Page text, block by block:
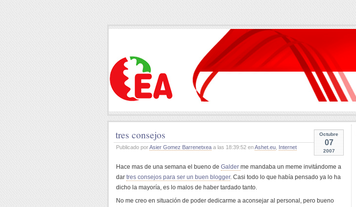
Octubre
07
2007
tres consejos
Publicado porAsier Gomez Barrenetxea a las 18:39:52 enAshet.eu Internet
Hace mas de una semana el bueno de Galder me mandaba un meme invitándome a
dar tres consejos para ser un buen blogger. Casi todo lo que había pensado ya lo ha
dicho la mayoría, es lo malos de haber tardado tanto.
No me creo en situación de poder dedicarme a aconsejar al personal, pero bueno